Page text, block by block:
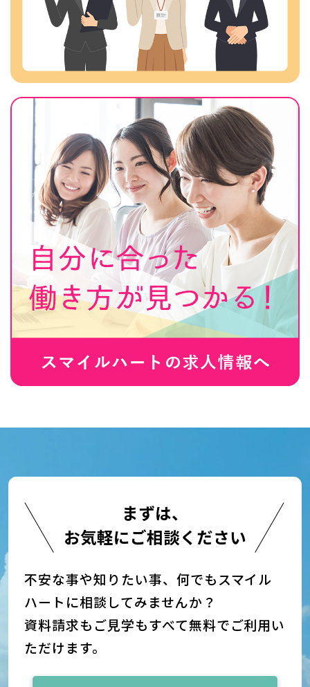
まずは、
お気軽にご相談ください
不安な事や知りたい事、何でもスマイル
ハートに相談してみませんか？
資料請求もご見学もすべて無料でご利用い
ただけます。